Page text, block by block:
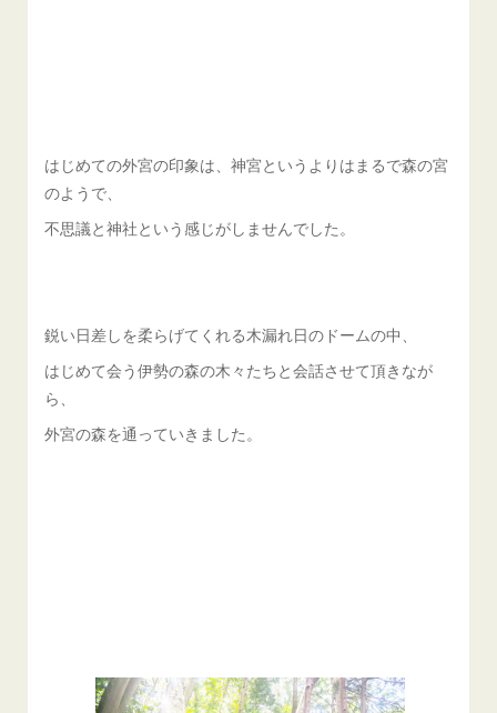
はじめての外宮の印象は、神宮というよりはまるで森の宮
のようで、
不思議と神社という感じがしませんでした。
鋭い日差しを柔らげてくれる木漏れ日のドームの中、
はじめて会う伊勢の森の木々たちと会話させて頂きなが
ら、
外宮の森を通っていきました。